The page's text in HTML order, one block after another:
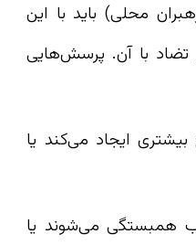
محلی) باید با این
تضاد با آن. پرسش‌هایی
ایجاد می‌کند یا
همبستگی می‌شوند یا